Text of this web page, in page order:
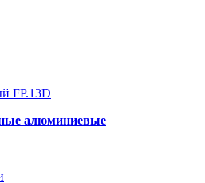
алюминиевые